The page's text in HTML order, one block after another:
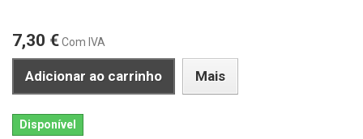
7,30 €Com IVA
Adicionar ao carrinho Mais
Disponível